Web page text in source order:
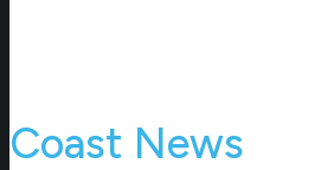
Coast News